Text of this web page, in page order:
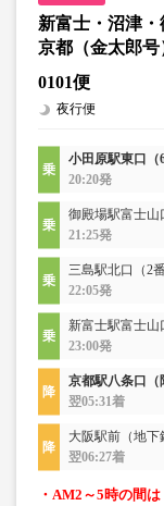
新富士・沼津
京都（金太郎号
0101便
夜行便
小田原駅東口（
20:20発
御殿場駅富士山
21:25発
三島駅北口（2
22:05発
新富士駅富士山
23:00発
京都駅八条口（
翌05:31着
大阪駅前（地下
翌06:27着
・AM2～5時の間